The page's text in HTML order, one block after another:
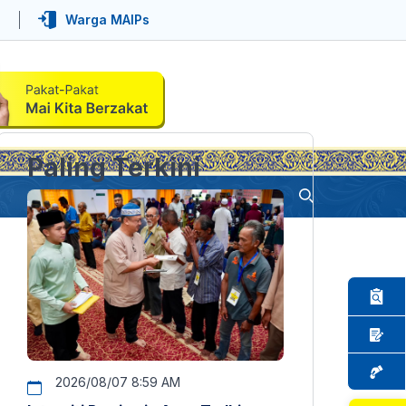
Warga MAIPs
Paling Terkini
2026/08/07 8:59 AM